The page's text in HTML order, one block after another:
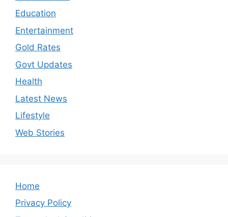
Education
Entertainment
Gold Rates
Govt Updates
Health
Latest News
Lifestyle
Web Stories
Home
Privacy Policy